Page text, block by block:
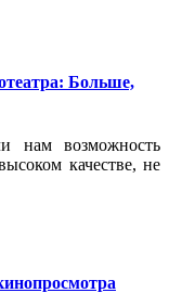
Больше,
нам возможность
качестве, не